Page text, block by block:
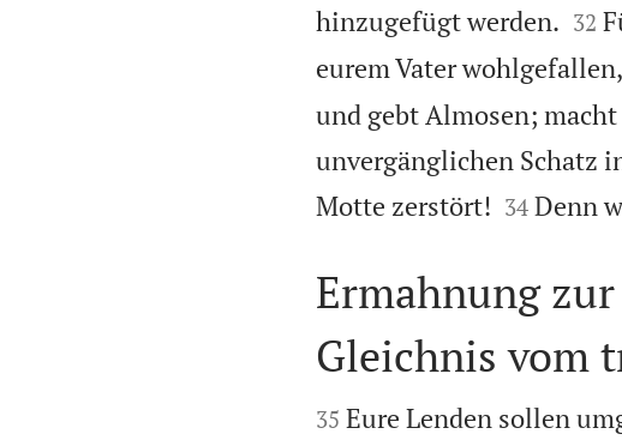
hinzugefügt werden.
32
eurem Vater
und gebt Almosen;
unvergänglichen Schatz
Motte zerstört!
34 Denn

Ermahnung
Gleichnis vom

35 Eure Lenden sollen